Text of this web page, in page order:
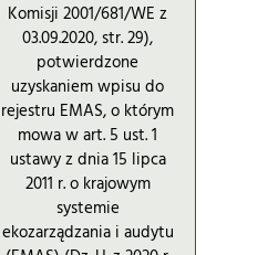
Komisji 2001/681/WE z
03.09.2020, str. 29),
potwierdzone
uzyskaniem wpisu do
rejestru EMAS, o którym
mowa w art. 5 ust. 1
ustawy z dnia 15 lipca
2011 r. o krajowym
systemie
ekozarządzania i audytu